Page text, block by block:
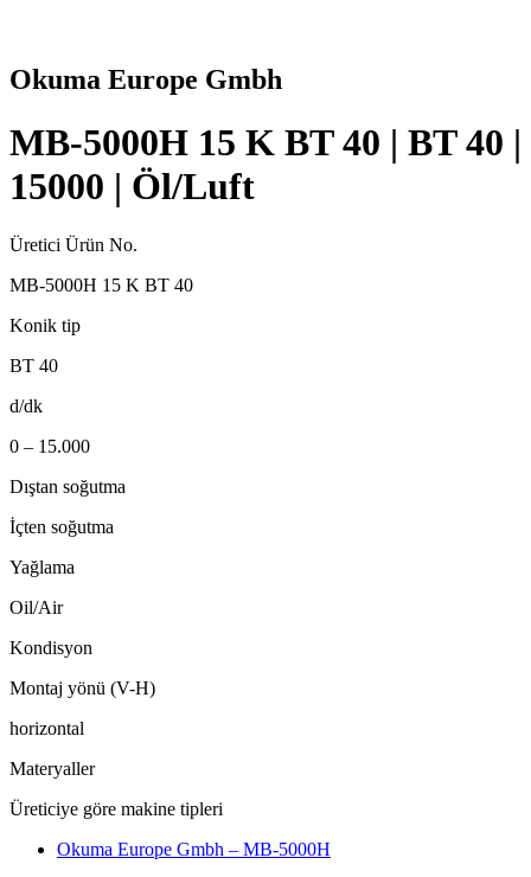
Okuma Europe Gmbh
MB-5000H 15 K BT 40 | BT 40 |
15000 | Öl/Luft
Üretici Ürün No.
MB-5000H 15 K BT 40
Konik tip
BT 40
d/dk
0 – 15.000
Dıştan soğutma
İçten soğutma
Yağlama
Oil/Air
Kondisyon
Montaj yönü (V-H)
horizontal
Materyaller
Üreticiye göre makine tipleri
Okuma Europe Gmbh – MB-5000H